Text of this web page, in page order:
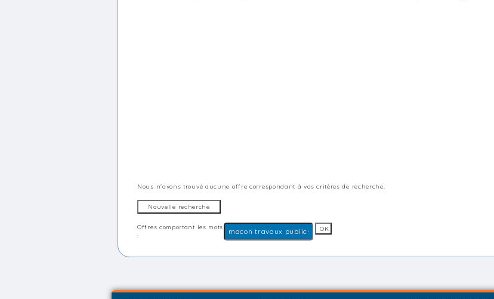
Nous n'avons trouvé aucune offre correspondant à vos critères de recherche.
Offres comportant les mots
: